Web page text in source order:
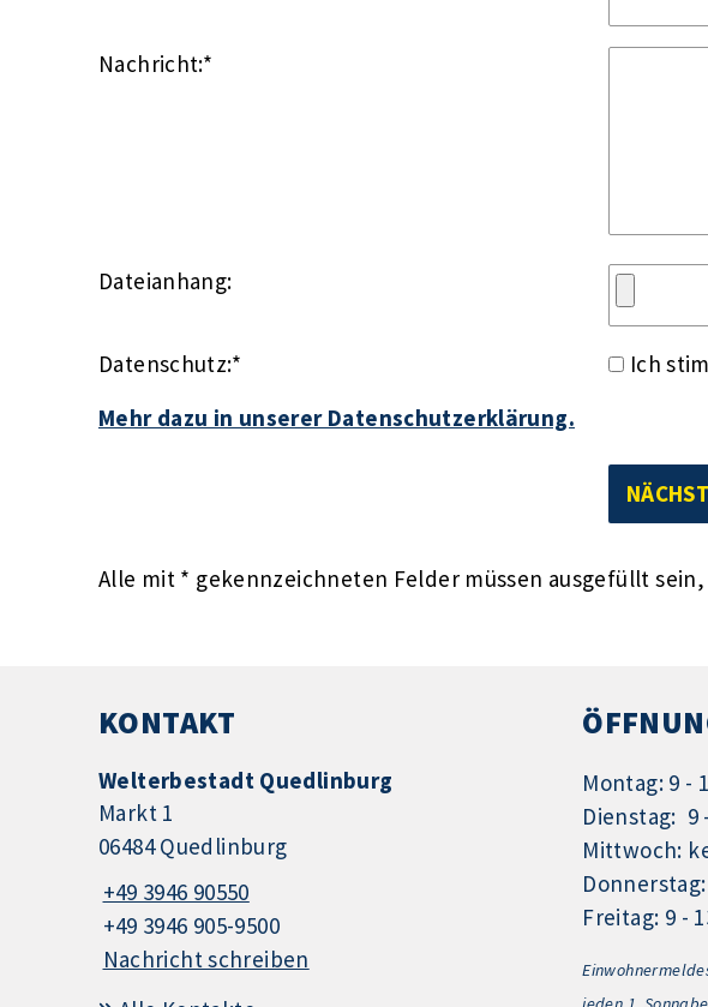
Nachricht:*
Dateianhang:
Datenschutz:*
Ich
Mehr dazu in unserer Datenschutzerklärung.
Alle mit * gekennzeichneten Felder müssen ausgefüllt
KONTAKT
Welterbestadt Quedlinburg
Markt 1
06484 Quedlinburg
+49 3946 90550
+49 3946 905-9500
Nachricht schreiben
Montag: 9 -
Dienstag: 9
Mittwoch:
Freitag: 9 -